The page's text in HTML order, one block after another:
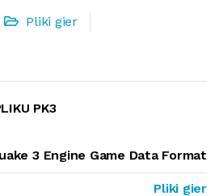
Pliki gier
PK3
3 Engine Game Data Format
Pliki gier